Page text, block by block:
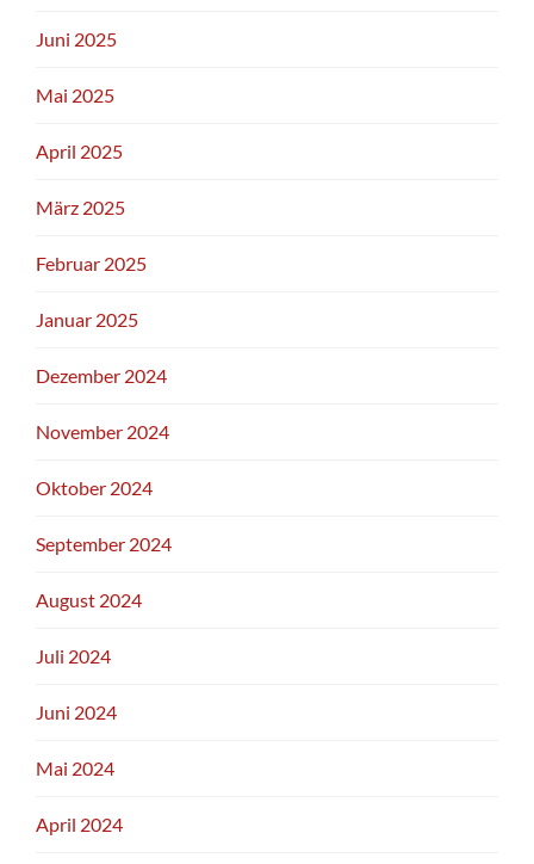
Juni 2025
Mai 2025
April 2025
März 2025
Februar 2025
Januar 2025
Dezember 2024
November 2024
Oktober 2024
September 2024
August 2024
Juli 2024
Juni 2024
Mai 2024
April 2024